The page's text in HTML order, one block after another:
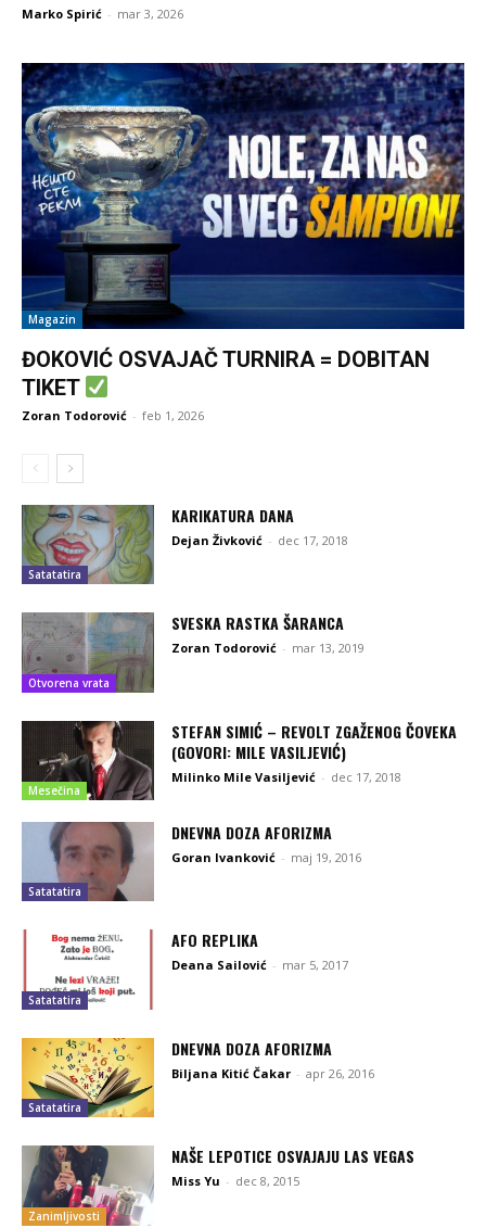
Marko Spirić - mar 3, 2026
Magazin
ĐOKOVIĆ OSVAJAČ TURNIRA = DOBITAN
TIKET
Zoran Todorović - feb 1, 2026
Satatatira
KARIKATURA DANA
Dejan Živković - dec 17, 2018
Otvorena vrata
SVESKA RASTKA ŠARANCA
Zoran Todorović - mar 13, 2019
Mesečina
STEFAN SIMIĆ – REVOLT ZGAŽENOG ČOVEKA
(GOVORI: MILE VASILJEVIĆ)
Milinko Mile Vasiljević - dec 17, 2018
Satatatira
DNEVNA DOZA AFORIZMA
Goran Ivanković - maj 19, 2016
Satatatira
AFO REPLIKA
Deana Sailović - mar 5, 2017
Satatatira
DNEVNA DOZA AFORIZMA
Biljana Kitić Čakar - apr 26, 2016
Zanimljivosti
NAŠE LEPOTICE OSVAJAJU LAS VEGAS
Miss Yu - dec 8, 2015